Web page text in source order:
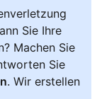
Sie Ihre
Machen Sie
Sie
. Wir erstellen